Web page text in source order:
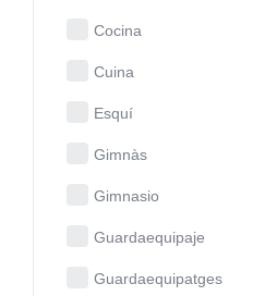
Cocina
Cuina
Esquí
Gimnàs
Gimnasio
Guardaequipaje
Guardaequipatges